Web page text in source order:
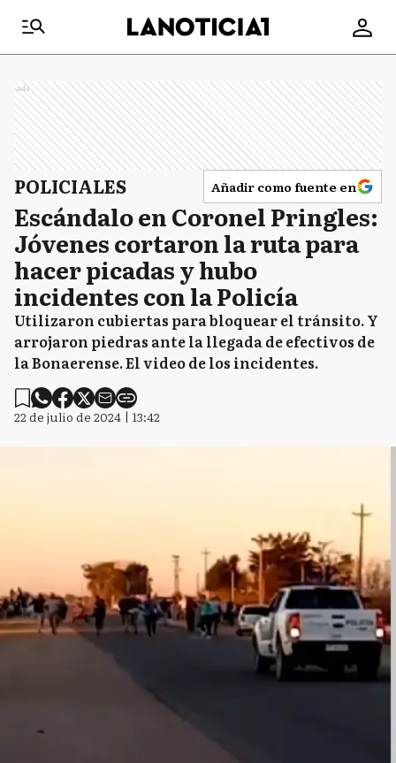
Ads
POLICIALES Añadir como fuente en
Escándalo en Coronel Pringles:
Jóvenes cortaron la ruta para
hacer picadas y hubo
incidentes con la Policía
Utilizaron cubiertas para bloquear el tránsito. Y
arrojaron piedras ante la llegada de efectivos de
la Bonaerense. El video de los incidentes.
22 de julio de 2024 | 13:42